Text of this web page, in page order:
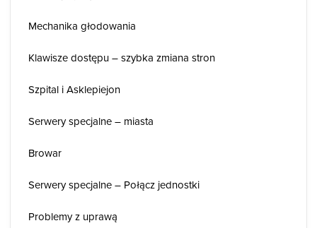
Mechanika głodowania
Klawisze dostępu – szybka zmiana stron
Szpital i Asklepiejon
Serwery specjalne – miasta
Browar
Serwery specjalne – Połącz jednostki
Problemy z uprawą